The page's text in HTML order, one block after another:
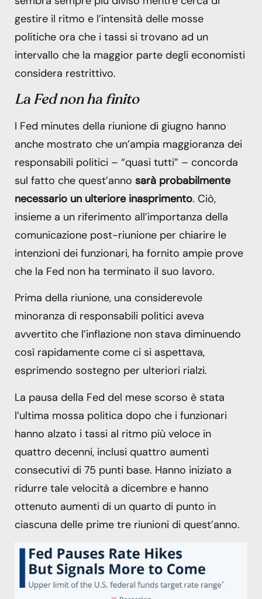
gestire il ritmo e l’intensità delle mosse
politiche ora che i tassi si trovano ad un
intervallo che la maggior parte degli economisti
considera restrittivo.
La Fed non ha finito
I Fed minutes della riunione di giugno hanno
anche mostrato che un’ampia maggioranza dei
responsabili politici – “quasi tutti” – concorda
sul fatto che quest’anno sarà probabilmente
necessario un ulteriore inasprimento. Ciò,
insieme a un riferimento all’importanza della
comunicazione post-riunione per chiarire le
intenzioni dei funzionari, ha fornito ampie prove
che la Fed non ha terminato il suo lavoro.
Prima della riunione, una considerevole
minoranza di responsabili politici aveva
avvertito che l’inflazione non stava diminuendo
così rapidamente come ci si aspettava,
esprimendo sostegno per ulteriori rialzi.
La pausa della Fed del mese scorso è stata
l’ultima mossa politica dopo che i funzionari
hanno alzato i tassi al ritmo più veloce in
quattro decenni, inclusi quattro aumenti
consecutivi di 75 punti base. Hanno iniziato a
ridurre tale velocità a dicembre e hanno
ottenuto aumenti di un quarto di punto in
ciascuna delle prime tre riunioni di quest’anno.